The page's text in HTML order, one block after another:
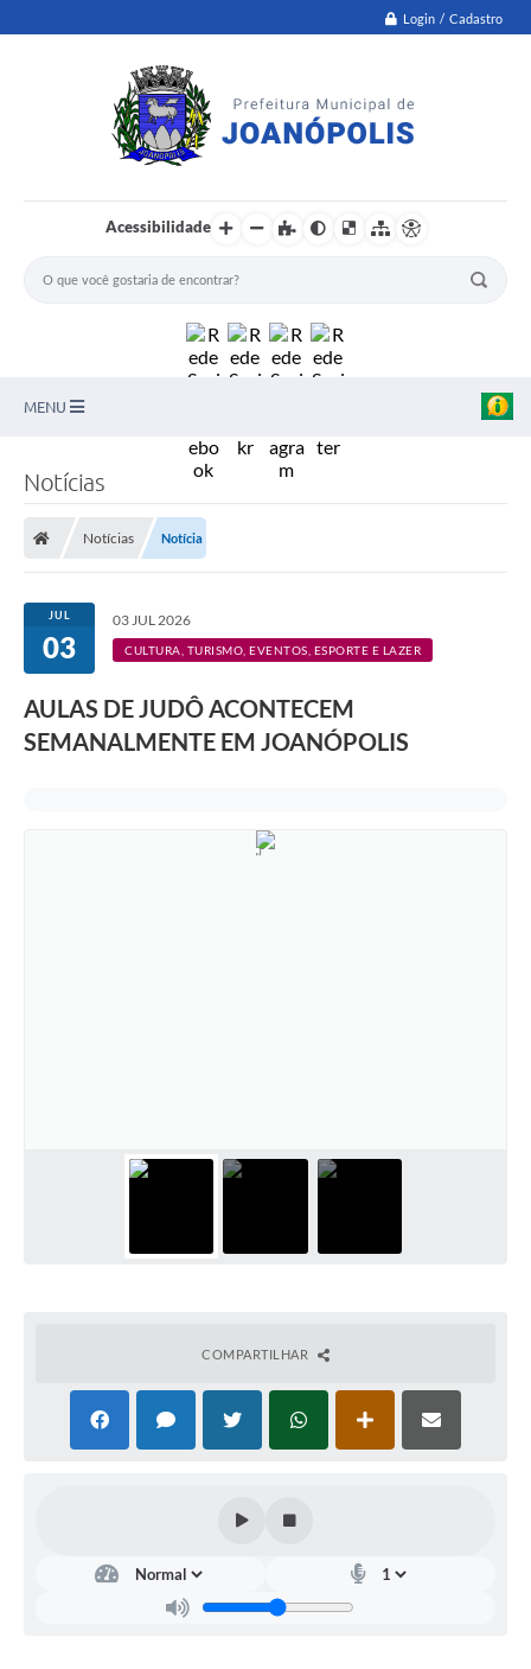
Login / Cadastro
Acessibilidade
MENU
Transparência
Editais
Conselhos
Notícias
Notícias Notícia
JUL
03
03 JUL 2026
CULTURA, TURISMO, EVENTOS, ESPORTE E LAZER
AULAS DE JUDÔ ACONTECEM
SEMANALMENTE EM JOANÓPOLIS
COMPARTILHAR